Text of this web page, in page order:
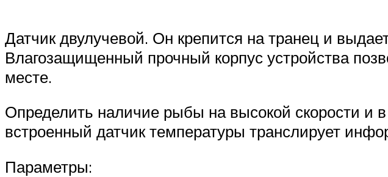
Датчик двулучевой. Он крепится на транец и
Влагозащищенный прочный корпус устройства
месте.
Определить наличие рыбы на высокой скорости и
встроенный датчик температуры транслирует
Параметры: